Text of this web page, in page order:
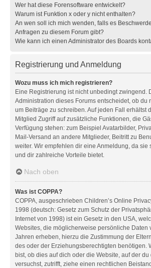
Wer hat diese Forensoftware entwickelt?
Warum ist Funktion x oder y nicht enthalten?
An wen soll ich mich wenden, falls es
Anfragen zu diesem Forum gibt?
Wie kann ich einen Administrator des Boards
Registrierung und Anmeldung
Wozu muss ich mich registrieren?
Eine Registrierung ist nicht unbedingt zwingend.
Administration dieses Forums entscheidet, ob du
um Beiträge zu schreiben. Auf jeden Fall erhältst
Mitglied Zugriff auf zusätzliche Funktionen, die
Verfügung stehen: zum Beispiel Avatarbilder,
Mail-Versand an andere Mitglieder, Beitritt zu
weiter. Wir empfehlen dir eine Anmeldung, da sie
und dir zahlreiche Vorteile bietet.
Nach oben
Was ist COPPA?
COPPA, ausgeschrieben Children’s Online
1998 (deutsch: Gesetz zum Schutz der
Internet von 1998) ist ein Gesetz in den USA,
Websites, die möglicherweise persönliche Daten
Jahren erheben, hierzu die Zustimmung der
des oder der Erziehungsberechtigten benötigen.
bist, ob dies auf dich oder die Website, auf der
versuchst, zutrifft, ziehe einen rechtlichen